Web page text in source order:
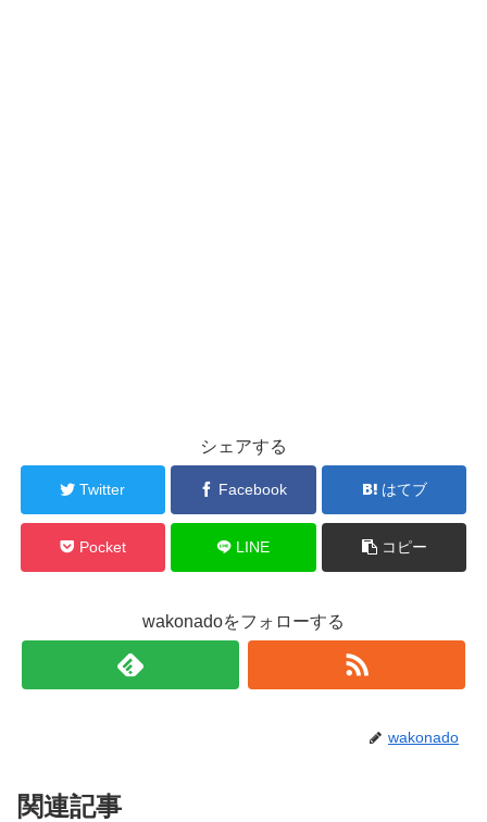
シェアする
Twitter Facebook はてブ
Pocket LINE コピー
wakonadoをフォローする
wakonado
関連記事